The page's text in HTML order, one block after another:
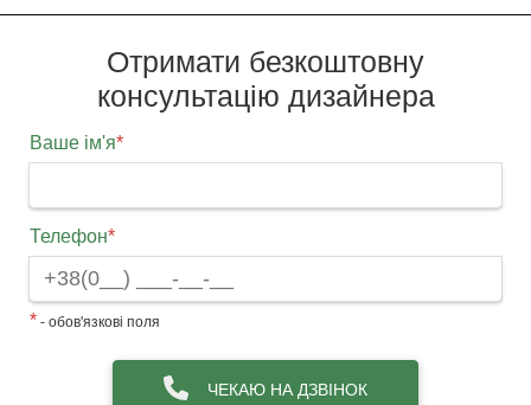
Отримати безкоштовну
консультацію дизайнера
Ваше ім'я*
Телефон*
* - обов'язкові поля
ЧЕКАЮ НА ДЗВІНОК